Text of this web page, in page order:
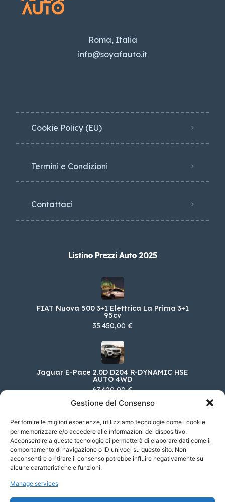
Gestione del Consenso
Per fornire le migliori esperienze, utilizziamo tecnologie come i cookie
per memorizzare e/o accedere alle informazioni del dispositivo.
Acconsentire a queste tecnologie ci permetterà di elaborare dati come il
comportamento di navigazione o ID univoci su questo sito. Non
acconsentire o ritirare il consenso potrebbe influire negativamente su
alcune caratteristiche e funzioni.
Manage services
Roma, Italia
info@soyafauto.it
Cookie Policy (EU)
Termini e Condizioni
Contattaci
Listino Prezzi Auto 2025
FIAT Nuova 500 3+1 Elettrica La Prima 3+1
95cv
35.450,00 €
Jaguar E-Pace 2.0D D204 R-DYNAMIC HSE
AUTO 4WD
67.400,00 €
Toyota Nuova GR86 2.4B (234 CV) PREMIUM
SPORT A/T
41.750,00 €
MINI MINI 5 porte Cooper S Resolute Edition